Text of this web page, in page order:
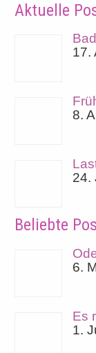
Aktuelle
17.
8.
24.
Beliebte
6.
Es
1.